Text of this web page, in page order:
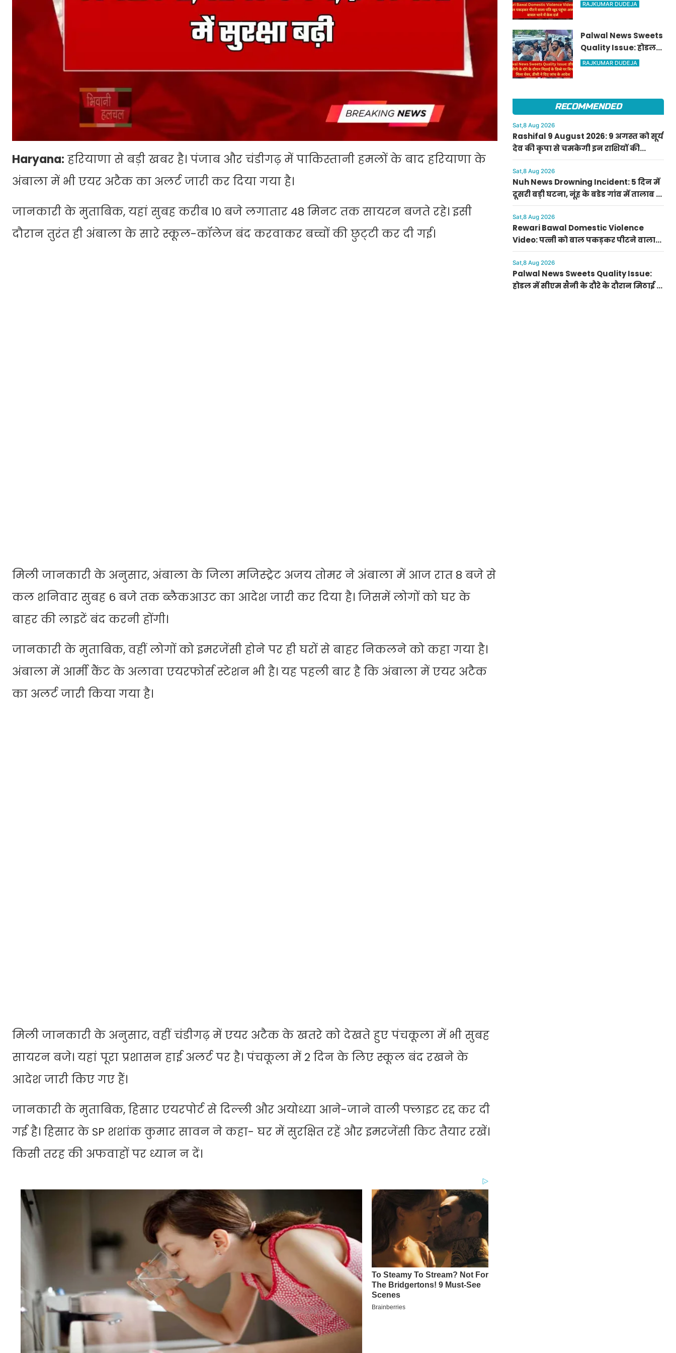
Haryana: हरियाणा से बड़ी खबर है। पंजाब और चंडीगढ़ में पाकिस्तानी हमलों के बाद हरियाणा के
अंबाला में भी एयर अटैक का अलर्ट जारी कर दिया गया है।
जानकारी के मुताबिक, यहां सुबह करीब 10 बजे लगातार 48 मिनट तक सायरन बजते रहे। इसी
दौरान तुरंत ही अंबाला के सारे स्कूल-कॉलेज बंद करवाकर बच्चों की छुट्‌टी कर दी गई।
मिली जानकारी के अनुसार, अंबाला के जिला मजिस्ट्रेट अजय तोमर ने अंबाला में आज रात 8 बजे से
कल शनिवार सुबह 6 बजे तक ब्लैकआउट का आदेश जारी कर दिया है। जिसमें लोगों को घर के
बाहर की लाइटें बंद करनी होंगी।
जानकारी के मुताबिक, वहीं लोगों को इमरजेंसी होने पर ही घरों से बाहर निकलने को कहा गया है।
अंबाला में आर्मी कैंट के अलावा एयरफोर्स स्टेशन भी है। यह पहली बार है कि अंबाला में एयर अटैक
का अलर्ट जारी किया गया है।
मिली जानकारी के अनुसार, वहीं चंडीगढ़ में एयर अटैक के खतरे को देखते हुए पंचकूला में भी सुबह
सायरन बजे। यहां पूरा प्रशासन हाई अलर्ट पर है। पंचकूला में 2 दिन के लिए स्कूल बंद रखने के
आदेश जारी किए गए हैं।
जानकारी के मुताबिक, हिसार एयरपोर्ट से दिल्ली और अयोध्या आने-जाने वाली फ्लाइट रद्द कर दी
गई है। हिसार के SP शशांक कुमार सावन ने कहा- घर में सुरक्षित रहें और इमरजेंसी किट तैयार रखें।
किसी तरह की अफवाहों पर ध्यान न दें।
बावल थाने में केस दर्ज
RAJKUMAR DUDEJA
Palwal News Sweets
Quality Issue: होडल
में सीएम सैनी के दौरे के
आदेश
RAJKUMAR DUDEJA
RECOMMENDED
Sat,8 Aug 2026
Rashifal 9 August 2026: 9 अगस्त को सूर्य
देव की कृपा से चमकेगी इन राशियों की
किस्मत, जानें मेष से मीन का दैनिक राशिफल
Sat,8 Aug 2026
Nuh News Drowning Incident: 5 दिन में
दूसरी बड़ी घटना, नूंह के बडेड गांव में तालाब में
डूबने से बच्चे की मौत
Sat,8 Aug 2026
Rewari Bawal Domestic Violence
Video: पत्नी को बाल पकड़कर पीटने वाला
पति खुद पहुंचा अस्पताल, बावल थाने में केस
दर्ज
Sat,8 Aug 2026
Palwal News Sweets Quality Issue:
होडल में सीएम सैनी के दौरे के दौरान मिठाई के